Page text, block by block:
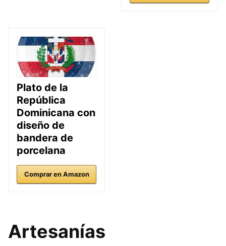
Plato de la
República
Dominicana con
diseño de
bandera de
porcelana
Comprar en Amazon
Artesanías